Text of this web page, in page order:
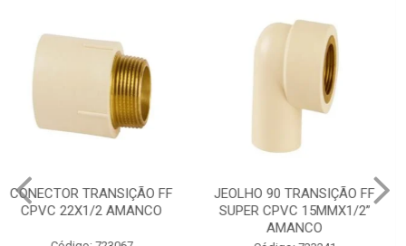
JEOLHO 90 TRANSIÇÃO FF
SUPER CPVC 15MMX1/2”
TE MISTURADOR SUPER
CPVC FFF 15MMX1/2”
AMANCO